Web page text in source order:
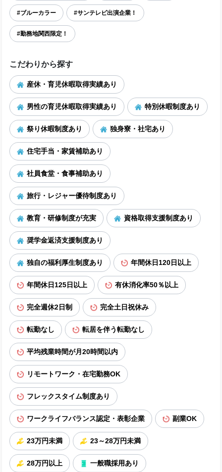
#ブルーカラー #サンテレビ出演企業！
#勤務地関西限定！
こだわりから探す
産休・育児休暇取得実績あり
男性の育児休暇取得実績あり 特別休暇制度あり
祭り休暇制度あり 独身寮・社宅あり
住宅手当・家賃補助あり
社員食堂・食事補助あり
旅行・レジャー優待制度あり
教育・研修制度が充実 資格取得支援制度あり
奨学金返済支援制度あり
独自の福利厚生制度あり 年間休日120日以上
年間休日125日以上 有休消化率50％以上
完全週休2日制 完全土日祝休み
転勤なし 転居を伴う転勤なし
平均残業時間が月20時間以内
リモートワーク・在宅勤務OK
フレックスタイム制度あり
ワークライフバランス認定・表彰企業 副業OK
23万円未満 23～28万円未満
28万円以上 一般職採用あり